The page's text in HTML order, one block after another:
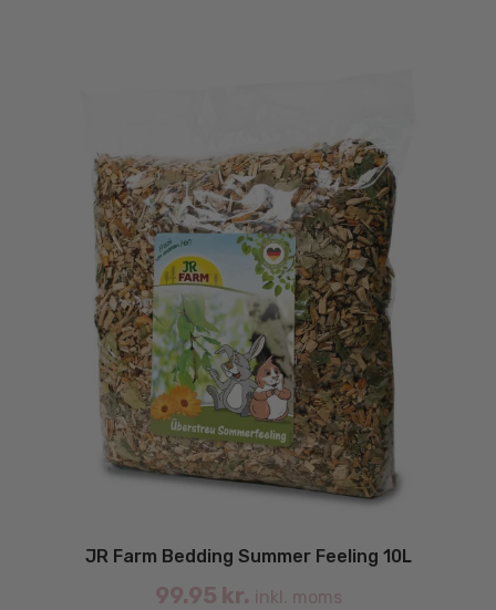
JR Farm Bedding Summer Feeling 10L
99.95 kr. inkl. moms